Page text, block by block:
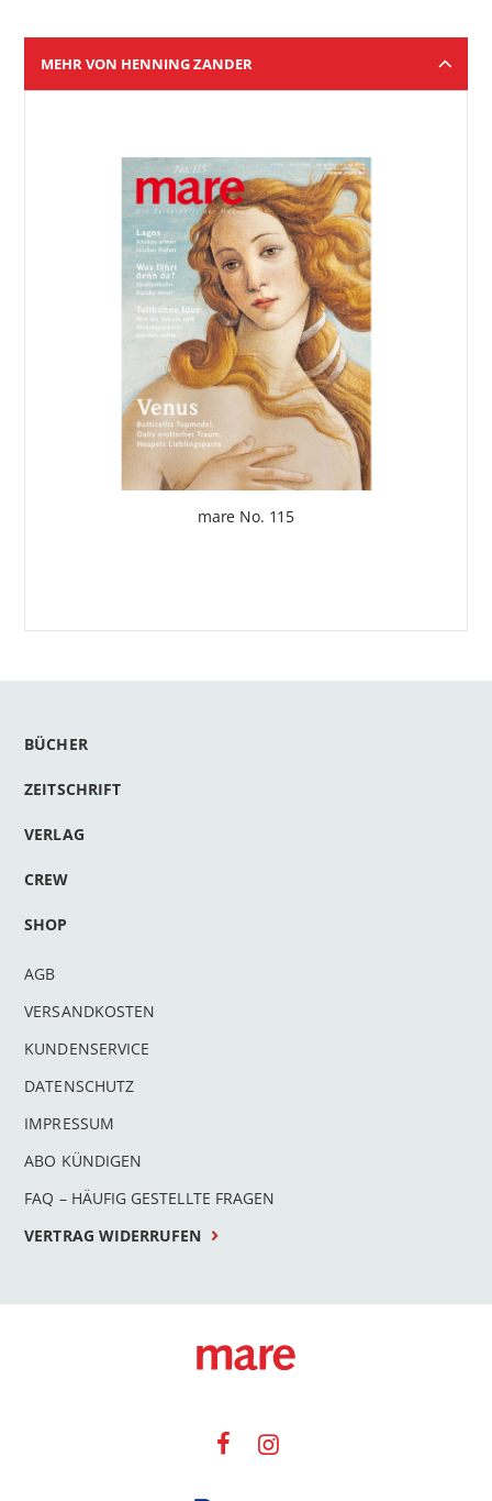
MEHR VON HENNING ZANDER
mare No. 115
BÜCHER
ZEITSCHRIFT
VERLAG
CREW
SHOP
AGB
VERSANDKOSTEN
KUNDENSERVICE
DATENSCHUTZ
IMPRESSUM
ABO KÜNDIGEN
FAQ – HÄUFIG GESTELLTE FRAGEN
VERTRAG WIDERRUFEN